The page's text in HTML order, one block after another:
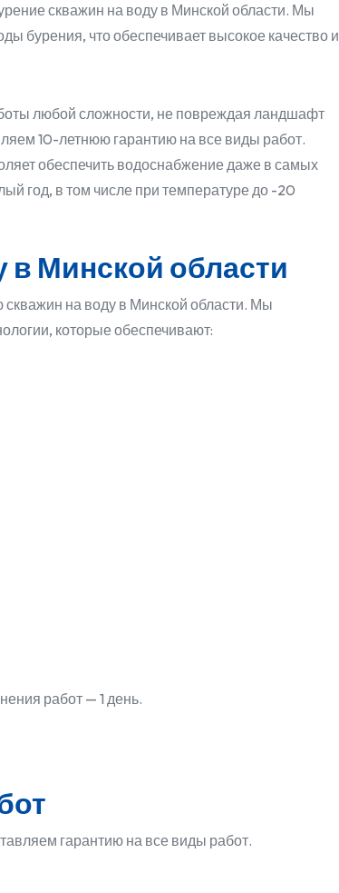
скважин на воду в Минской области. Мы
бурения, что обеспечивает высокое качество и
любой сложности, не повреждая ландшафт
10-летнюю гарантию на все виды работ.
обеспечить водоснабжение даже в самых
год, в том числе при температуре до -20
в Минской области
скважин на воду в Минской области. Мы
которые обеспечивают:
работ — 1 день.
гарантию на все виды работ.